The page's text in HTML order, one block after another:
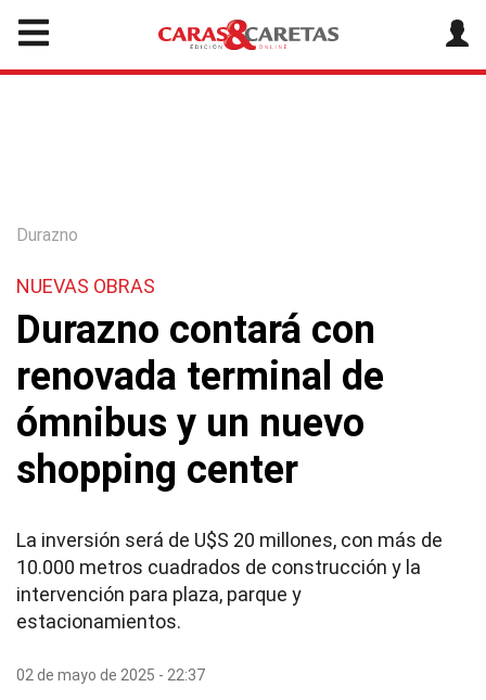
Durazno
NUEVAS OBRAS
Durazno contará con
renovada terminal de
ómnibus y un nuevo
shopping center
La inversión será de U$S 20 millones, con más de
10.000 metros cuadrados de construcción y la
intervención para plaza, parque y
estacionamientos.
02 de mayo de 2025 - 22:37